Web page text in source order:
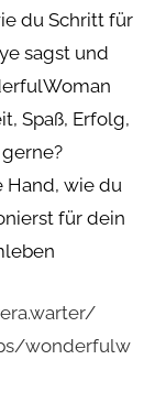
du Schritt für
sagst und
Spaß, Erfolg,
Hand, wie du
für dein
wonderfulw